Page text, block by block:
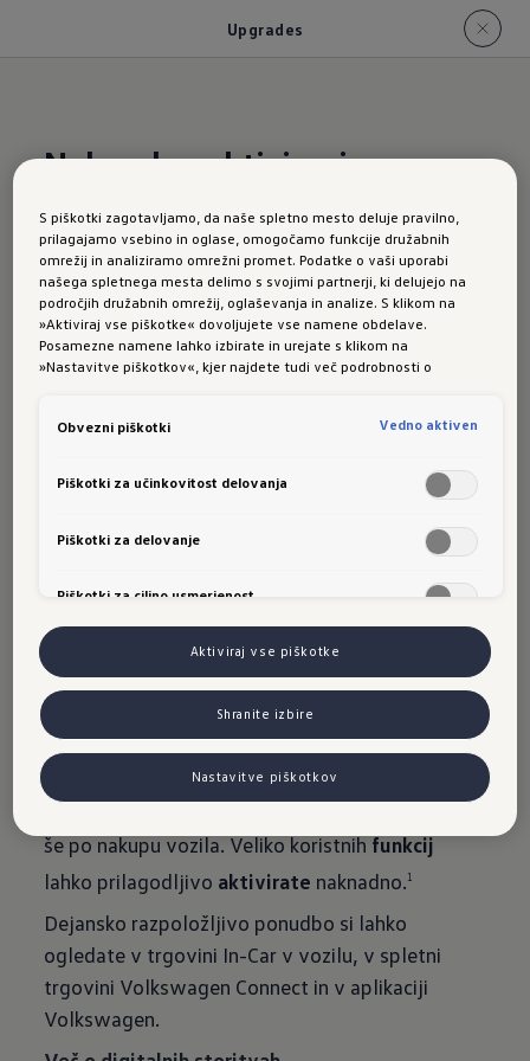
Upgrades
Naknadno aktiviranje
tudi to.
Golf GTI:
Funkcije
Upgrade
s
še po nakupu vozila. Veliko koristnihfunkcij
lahko prilagodljivo aktivirate naknadno.1
Dejansko razpoložljivo ponudbo si lahko
ogledate v trgovini In-Car v vozilu, v spletni
trgovini Volkswagen Connect in v aplikaciji
Volkswagen.
S piškotki zagotavljamo, da naše spletno mesto deluje pravilno,
prilagajamo vsebino in oglase, omogočamo funkcije družabnih
omrežij in analiziramo omrežni promet. Podatke o vaši uporabi
našega spletnega mesta delimo s svojimi partnerji, ki delujejo na
področjih družabnih omrežij, oglaševanja in analize. S klikom na
»Aktiviraj vse piškotke« dovoljujete vse namene obdelave.
Posamezne namene lahko izbirate in urejate s klikom na
»Nastavitve piškotkov«, kjer najdete tudi več podrobnosti o
Obvezni piškotki
Vedno aktiven
Piškotki za učinkovitost delovanja
Piškotki za delovanje
Piškotki za ciljno usmerjenost
Aktiviraj vse piškotke
Shranite izbire
Nastavitve piškotkov